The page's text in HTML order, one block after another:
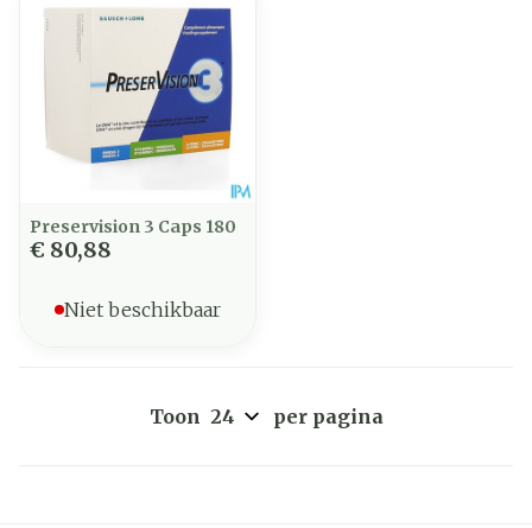
Preservision 3 Caps 180
€ 80,88
Niet beschikbaar
Toon per pagina